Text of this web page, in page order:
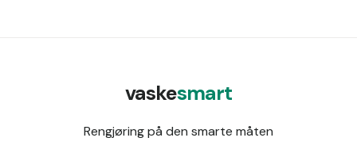
vaskesmart
Rengjøring på den smarte måten